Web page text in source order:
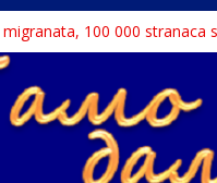
teme srpskih medija
100 000 stranaca
проглашен народним
o Nikoli Tesli?
reka ga odnela u Rumuniju